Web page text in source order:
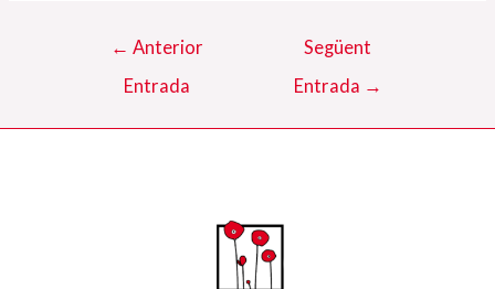
Navegació
← Anterior
Entrada
Següent
Entrada →